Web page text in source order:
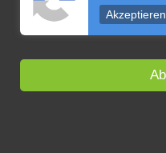
Akzeptieren